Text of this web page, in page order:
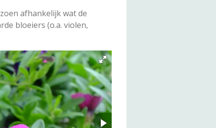
afhankelijk wat de
bloeiers (o.a. violen,